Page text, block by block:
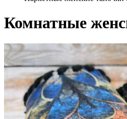
Комнатные